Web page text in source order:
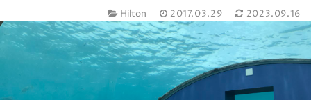
Hilton 2017.03.29 2023.09.16